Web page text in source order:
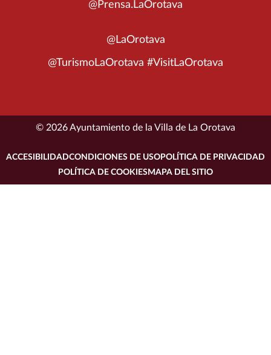
@Prensa.LaOrotava
@LaOrotava
@TurismoLaOrotava #VisitLaOrotava
© 2026 Ayuntamiento de la Villa de La Orotava
ACCESIBILIDADCONDICIONES DE USO POLÍTICA DE PRIVACIDAD
POLÍTICA DE COOKIESMAPA DEL SITIO